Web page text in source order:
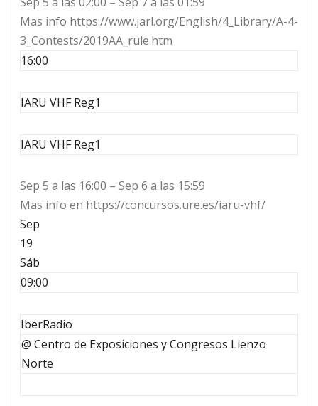
Mas info https://www.jarl.org/English/4_Library/A-4-
3_Contests/2019AA_rule.htm
16:00
IARU VHF Reg1
IARU VHF Reg1
Sep 5 a las 16:00 – Sep 6 a las 15:59
Mas info en https://concursos.ure.es/iaru-vhf/
Sep
19
Sáb
09:00
IberRadio
@ Centro de Exposiciones y Congresos Lienzo
Norte